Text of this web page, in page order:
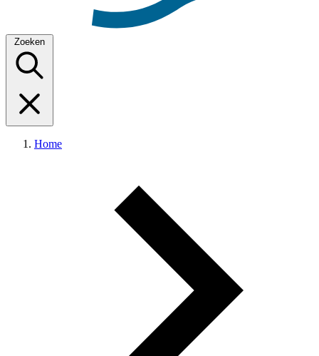
Zoeken
Home